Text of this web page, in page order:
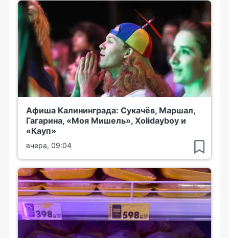
Афиша Калининграда: Сукачёв, Маршал,
Гагарина, «Моя Мишель», Xolidayboy и
«Кауп»
вчера, 09:04